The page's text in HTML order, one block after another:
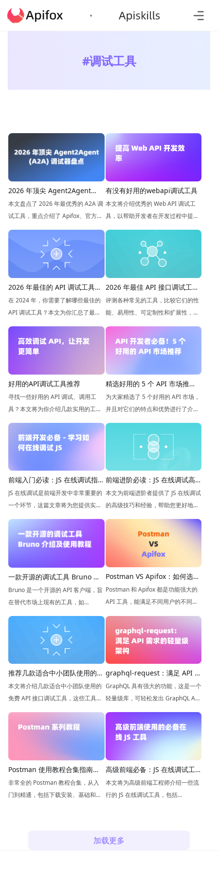
#调试工具
2026 年顶尖 Agent2Agent
(A2A) 调试器盘点
本文盘点了 2026 年最优秀的 A2A 调
试工具，重点介绍了 Apifox、官方
Inspector 及 CLI 工具在 Agent Card
验证、消息测试及流式传输等方面的
表现，助你高效调试 AI Agent 间通
有没有好用的webapi调试工具
本文将介绍优秀的 Web API 调试工
具，以帮助开发者在开发过程中提高
效率。
2026 年最佳的 API 调试工具汇
总
在 2024 年，你需要了解哪些最佳的
API 调试工具？本文为你汇总了最新
的 API 调试工具，帮助你更好地进行
接口测试和开发。
2026 年最佳 API 接口调试工具
评测
评测各种常见的工具，比较它们的性
能、易用性、可定制性和扩展性，为
读者提供全面的比较和参考。
好用的API调试工具推荐
寻找一些好用的 API 调试、调用工
具？本文将为你介绍几款实用的工
具，帮助你更好地调试和测试 API 接
口。
精选好用的 5 个 API 市场推
荐：提高开发效率的必备工具
为大家精选了 5 个好用的 API 市场，
并且对它们的特点和优势进行了介
绍。
前端入门必读：JS 在线调试指
南
JS 在线调试是前端开发中非常重要的
一个环节，这篇文章将为您提供实用
的技巧和经验，帮助您更好地学习和
掌握前端开发技术。
前端进阶必读：JS 在线调试高
级技巧
本文为前端进阶者提供了 JS 在线调试
的高级技巧和经验，帮助您更好地调
试和优化 JavaScript 代码。
一款开源的调试工具 Bruno 介
绍及使用教程
Bruno 是一个开源的 API 客户端，旨
在替代市场上现有的工具，如
Postman 和 Insomnia。它的目标是
通过提供更快、更简洁、更注重隐私
的体验来革新 API 测试方式。
Postman VS Apifox：如何选择
更合适的 API 开发工具
Postman 和 Apifox 都是功能强大的
API 工具，能满足不同用户的不同需
Apifox 是为 API 开发团队设计的，提
供协作功能和实时更新等功能。
推荐几款适合中小团队使用的免
费 API 接口调试工具
本文将介绍几款适合中小团队使用的
免费 API 接口调试工具，这些工具不
仅能够帮助团队快速调试接口，提高
工作效率，还能够降低开发成本。
graphql-request：满足 API 需
求的轻量级架构
GraphQL 具有强大的功能，这是一个
轻量级库，可轻松发出 GraphQL API
请求，今天我们就来了解如何使用、
如何与 Apifox 集成，并探索实际应用
程序的最佳实践，非常适合追求效率
Postman 使用教程合集指南，
从新手到大师
非常全的 Postman 教程合集，从入
门到精通，包括下载安装、基础和进
高级前端必备：JS 在线调试工
具汇总
本文将为高级前端工程师介绍一些流
行的 JS 在线调试工具，包括
加载更多